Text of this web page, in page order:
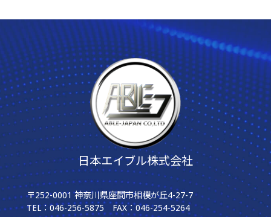
日本エイブル株式会社
〒252-0001 神奈川県座間市相模が丘4-27-7
TEL：046-256-5875 FAX：046-254-5264